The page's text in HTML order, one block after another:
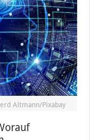
Altmann/Pixabay